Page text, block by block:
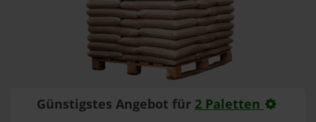
Günstigstes Angebot für 2 Paletten